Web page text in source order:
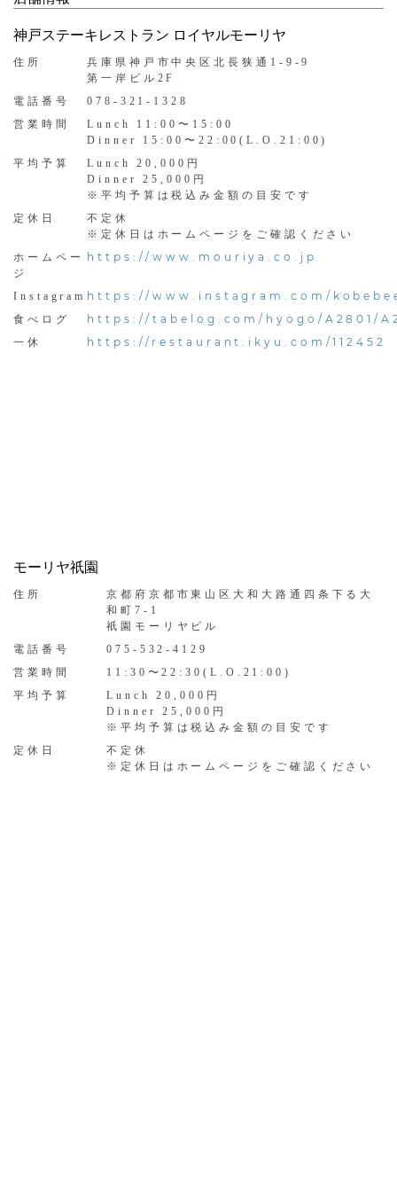
神戸ステーキレストラン ロイヤルモーリヤ
住所
兵庫県神戸市中央区北長狭通1-9-9
第一岸ビル2F
電話番号
078-321-1328
営業時間
Lunch 11:00〜15:00
Dinner 15:00〜22:00(L.O.21:00)
平均予算
Lunch 20,000円
Dinner 25,000円
※平均予算は税込み金額の目安です
定休日
不定休
※定休日はホームページをご確認ください
ホームペー
ジ
https://www.mouriya.co.jp
Instagram https://www.instagram.com/
食べログ https://tabelog.com/hyogo/A2801/
一休 https://restaurant.ikyu.com/112452
モーリヤ祇園
住所
京都府京都市東山区大和大路通四条下る大
和町7-1
祇園モーリヤビル
電話番号
075-532-4129
営業時間
11:30〜22:30(L.O.21:00)
平均予算
Lunch 20,000円
Dinner 25,000円
※平均予算は税込み金額の目安です
定休日
不定休
※定休日はホームページをご確認ください